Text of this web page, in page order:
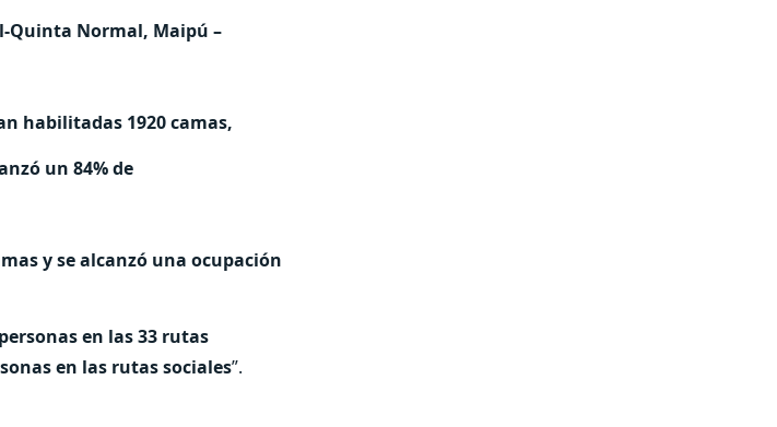
Quinta Normal, Maipú –
habilitadas 1920 camas,
un 84% de
y se alcanzó una ocupación
en las 33 rutas
en las rutas sociales”.